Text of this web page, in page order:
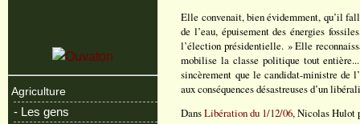
Agriculture
- Les gens
Elle convenait, bien évidemment, qu’il
de l’eau, épuisement des énergies
l’élection présidentielle. » Elle
mobilise la classe politique tout
sincèrement que le candidat-ministre de
aux conséquences désastreuses d’un
DansLibération du 1/12/06, Nicolas Hulot